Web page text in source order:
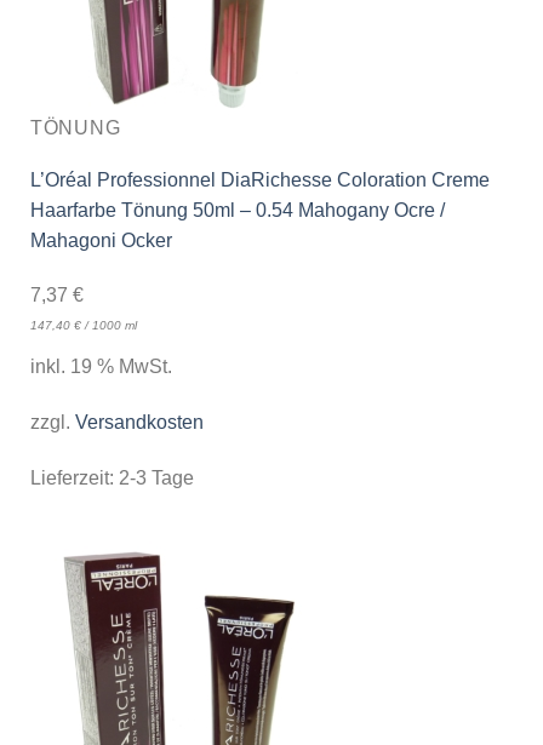
TÖNUNG
L’Oréal Professionnel DiaRichesse Coloration Creme
Haarfarbe Tönung 50ml – 0.54 Mahogany Ocre /
Mahagoni Ocker
7,37 €
147,40 €/1000 ml
inkl. 19 % MwSt.
zzgl. Versandkosten
Lieferzeit: 2-3 Tage